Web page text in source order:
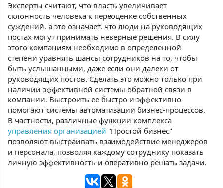
Эксперты считают, что власть увеличивает
склонность человека к переоценке собственных
суждений, а это означает, что люди на руководящих
постах могут принимать неверные решения. В силу
этого компаниям необходимо в определенной
степени уравнять шансы сотрудников на то, чтобы
быть услышанными, даже если они далеки от
руководящих постов. Сделать это можно только при
наличии эффективной системы обратной связи в
компании. Выстроить ее быстро и эффективно
помогают системы автоматизации бизнес-процессов.
В частности, различные функции комплекса
управления организацией "Простой бизнес"
позволяют выстраивать взаимодействие менеджеров
и персонала, позволяя каждому сотруднику показать
личную эффективность и оперативно решать задачи.